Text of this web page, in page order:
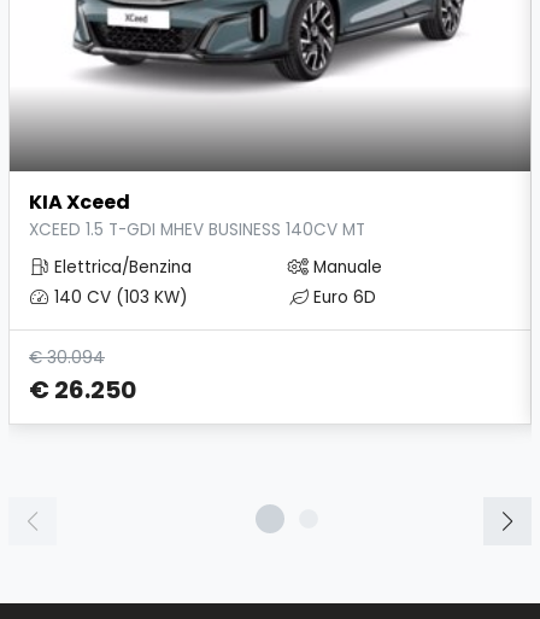
KIA Xceed
XCEED 1.5 T-GDI MHEV BUSINESS 140CV MT
Elettrica/Benzina
Manuale
140 CV (103 KW)
Euro 6D
€ 30.094
€ 26.250